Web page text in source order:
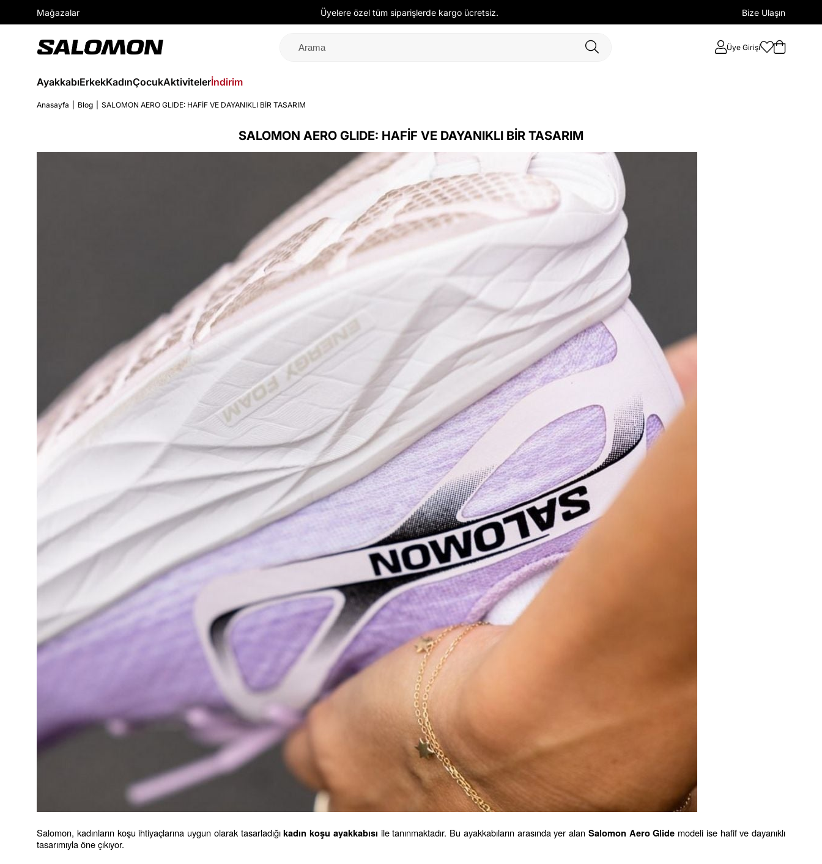
Mağazalar Üyelere özel tüm siparişlerde kargo ücretsiz. Bize Ulaşın
Üye Girişi
AyakkabıErkekKadınÇocukAktivitelerİndirim
Anasayfa Blog SALOMON AERO GLIDE: HAFİF VE DAYANIKLI BİR TASARIM
SALOMON AERO GLIDE: HAFİF VE DAYANIKLI BİR TASARIM
Salomon, kadınların koşu ihtiyaçlarına uygun olarak tasarladığı kadın koşu ayakkabısı ile tanınmaktadır. Bu ayakkabıların arasında yer alan Salomon Aero Glide modeli ise hafif ve dayanıklı
tasarımıyla öne çıkıyor.